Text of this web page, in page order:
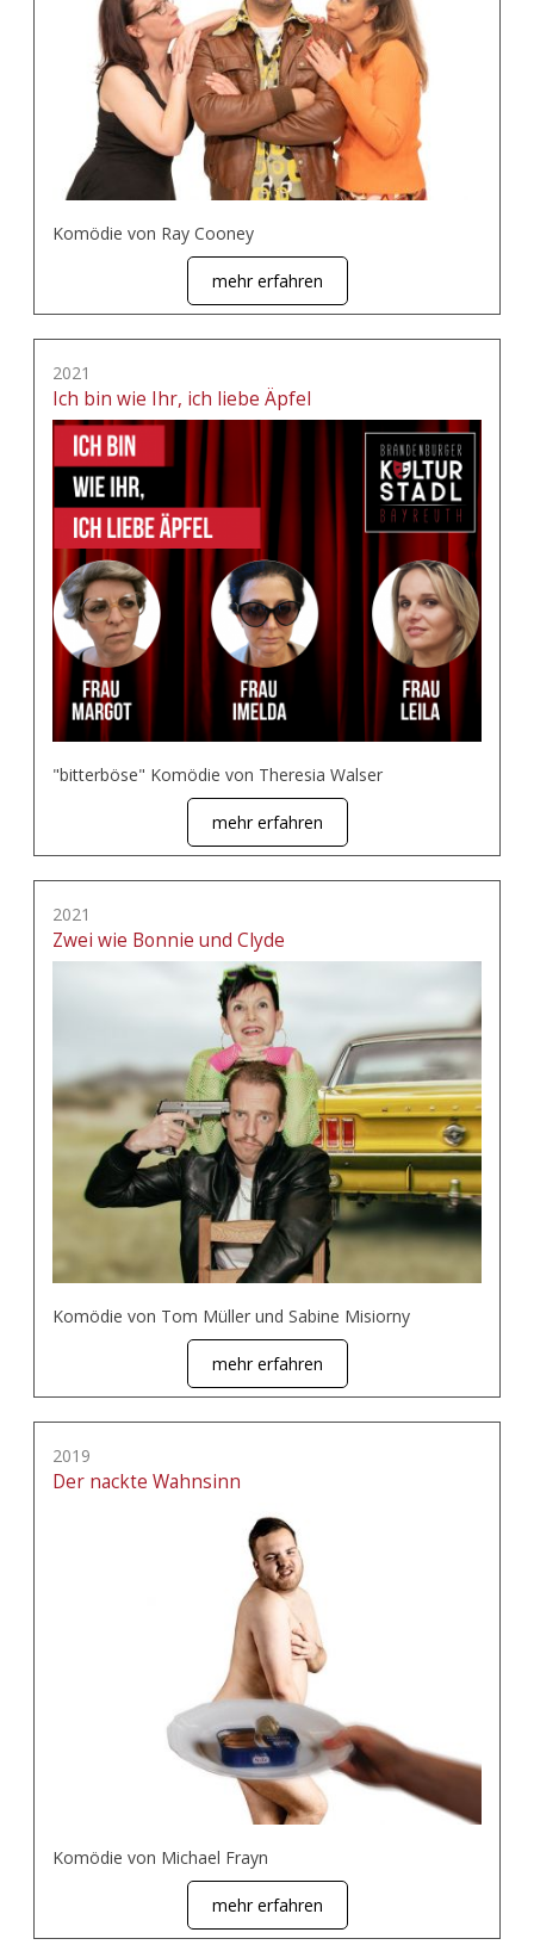
Komödie von Ray Cooney
mehr erfahren
2021
Ich bin wie Ihr, ich liebe Äpfel
"bitterböse" Komödie von Theresia Walser
mehr erfahren
2021
Zwei wie Bonnie und Clyde
Komödie von Tom Müller und Sabine Misiorny
mehr erfahren
2019
Der nackte Wahnsinn
Komödie von Michael Frayn
mehr erfahren